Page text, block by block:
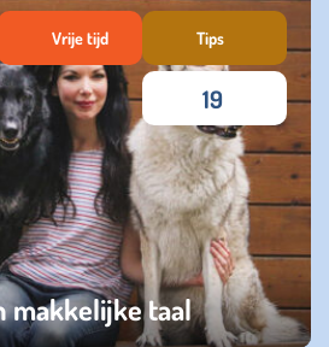
makkelijke taal
Vrije tijd Tips
19